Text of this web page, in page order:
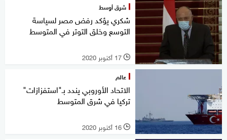
شرق أوسط
شكري يؤكد رفض مصر لسياسة
التوسع وخلق التوتر في المتوسط
l 17 أكتوبر 2020
عالم
الاتحاد الأوروبي يندد بـ"استفزازات"
تركيا في شرق المتوسط
l 16 أكتوبر 2020